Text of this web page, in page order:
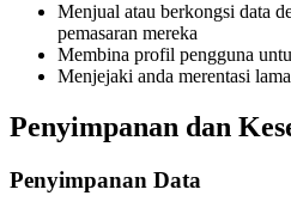
Menjual atau berkongsi data
pemasaran mereka
Membina profil pengguna
Menjejaki anda merentasi
Penyimpanan dan
Penyimpanan Data